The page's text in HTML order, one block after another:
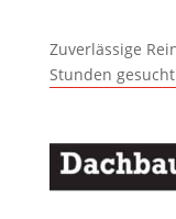
Zuverlässige
Stunden